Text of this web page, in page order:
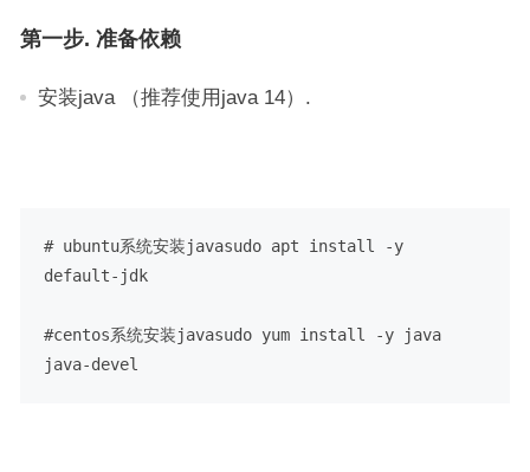
第一步. 准备依赖
安装java （推荐使用java 14）.
# ubuntu系统安装javasudo apt install -y
default-jdk
#centos系统安装javasudo yum install -y java
java-devel